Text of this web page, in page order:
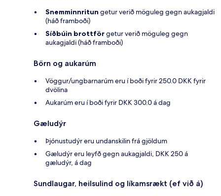
Snemminnritun getur verið möguleg gegn aukagjaldi
(háð framboði)
Síðbúin brottförgetur verið möguleg gegn
aukagjaldi (háð framboði)
Börn og aukarúm
Vöggur/ungbarnarúm eru í boði fyrir 250.0 DKK fyrir
dvölina
Aukarúm eru í boði fyrir DKK 300.0 á dag
Gæludýr
Þjónustudýr eru undanskilin frá gjöldum
Gæludýr eru leyfð gegn aukagjaldi, DKK 250 á
gæludýr, á dag
Sundlaugar, heilsulind og líkamsrækt (ef við á)